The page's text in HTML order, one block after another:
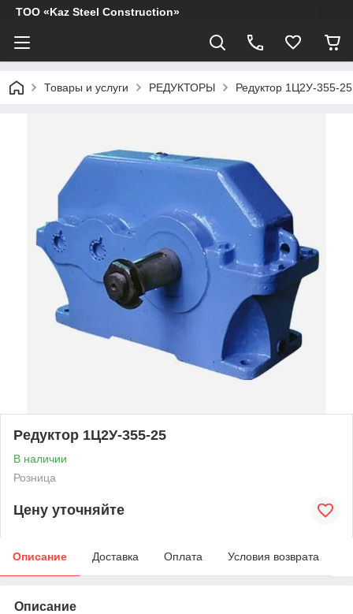
ТОО «Kaz Steel Construction»
Товары и услуги РЕДУКТОРЫ Редуктор 1Ц2У-355-25
Редуктор 1Ц2У-355-25
В наличии
Розница
Цену уточняйте
Описание Доставка Оплата Условия возврата
Описание